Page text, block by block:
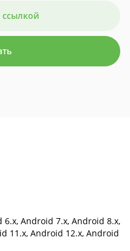
ссылкой
Android 7.x, Android 8.x,
11.x, Android 12.x, Android